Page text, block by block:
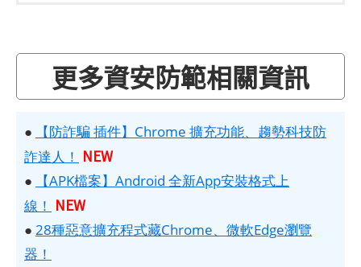
更多資安防範相關資訊
●
【防詐騙 插件】Chrome 擴充功能、趨勢科技防
詐達人！ NEW
●
【APK檔案】Android 全新App安裝格式上
線！ NEW
● 28種惡意擴充程式藏Chrome、微軟Edge瀏覽
器！